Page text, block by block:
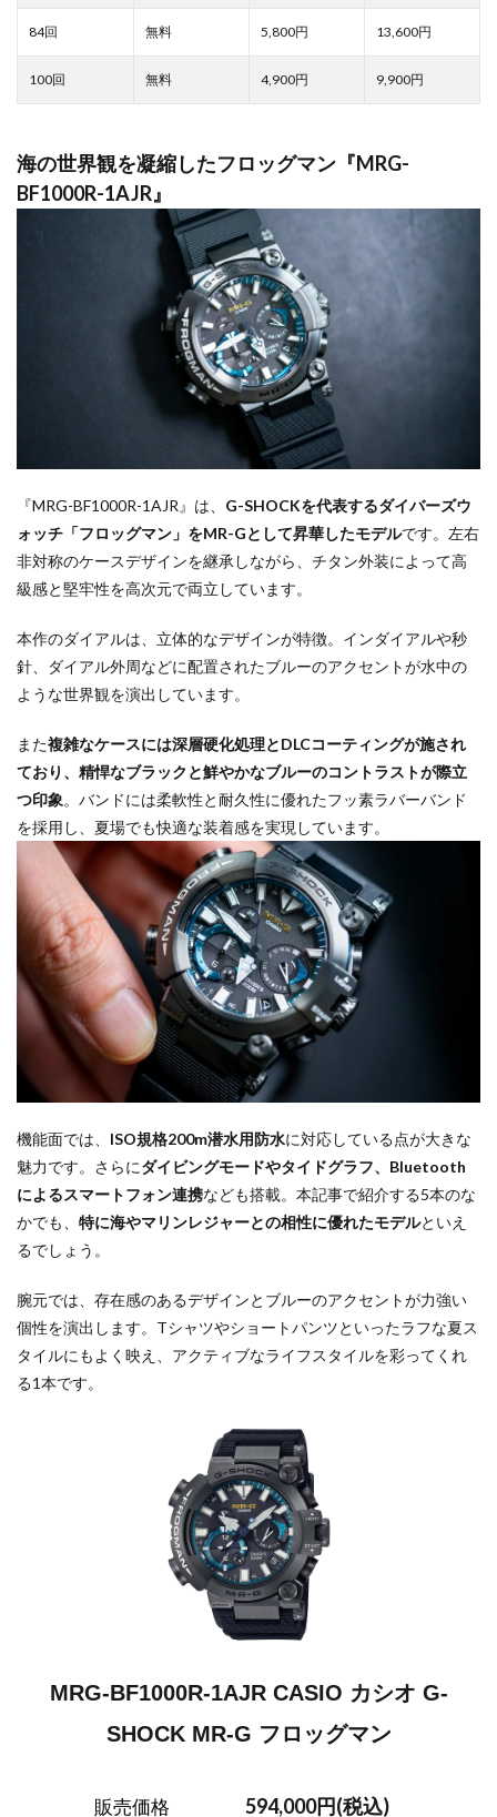
5,800 13,600
4,900 9,900
海の世界観を凝縮したフロッグマン『MRG-
BF1000R-1AJR』
『MRG-BF1000R-1AJR』は、 G-SHOCKを代表するダイバーズウ
ォッチ「フロッグマン」をMR-Gとして昇華したモデルです。左右
非対称のケースデザインを継承しながら、チタン外装によって高
級感と堅牢性を高次元で両立しています。
本作のダイアルは、立体的なデザインが特徴。インダイアルや秒
針、ダイアル外周などに配置されたブルーのアクセントが水中の
ような世界観を演出しています。
また複雑なケースには深層硬化処理とDLCコーティングが施され
ており、精悍なブラックと鮮やかなブルーのコントラストが際立
つ印象。バンドには柔軟性と耐久性に優れたフッ素ラバーバンド
を採用し、夏場でも快適な装着感を実現しています。
機能面では、 ISO規格200m潜水用防水に対応している点が大きな
魅力です。さらにダイビングモードやタイドグラフ、Bluetooth
によるスマートフォン連携なども搭載。本記事で紹介する5本のな
かでも、 特に海やマリンレジャーとの相性に優れたモデルといえ
るでしょう。
腕元では、存在感のあるデザインとブルーのアクセントが力強い
個性を演出します。Tシャツやショートパンツといったラフな夏ス
タイルにもよく映え、アクティブなライフスタイルを彩ってくれ
る1本です。
MRG-BF1000R-1AJR CASIO カシオ G-
SHOCK MR-G フロッグマン
販売価格 594,000円(税込)